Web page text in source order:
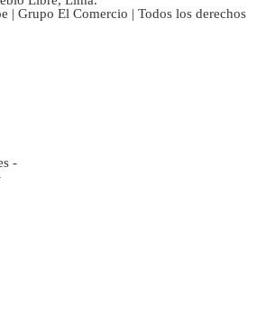
| Grupo El Comercio | Todos los derechos
-